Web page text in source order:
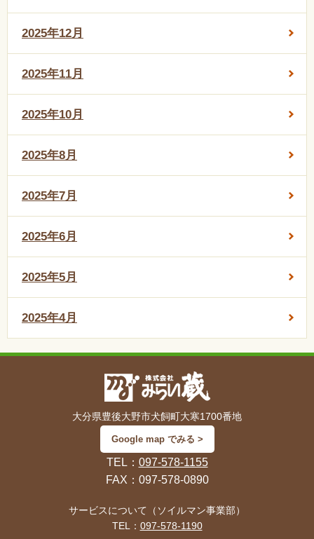
2025年12月
2025年11月
2025年10月
2025年8月
2025年7月
2025年6月
2025年5月
2025年4月
大分県豊後大野市犬飼町大寒1700番地
Google map でみる >
TEL： 097-578-1155
FAX：097-578-0890
サービスについて（ソイルマン事業部）
TEL： 097-578-1190